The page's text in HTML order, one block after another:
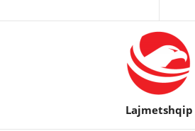
Lajmetshqip